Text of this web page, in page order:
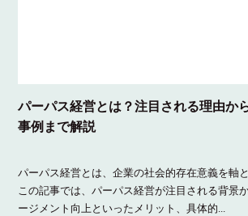
パーパス経営とは？注目される理由か
事例まで解説
パーパス経営とは、企業の社会的存在意義を軸
この記事では、パーパス経営が注目される背景
ージメント向上といったメリット、具体的...